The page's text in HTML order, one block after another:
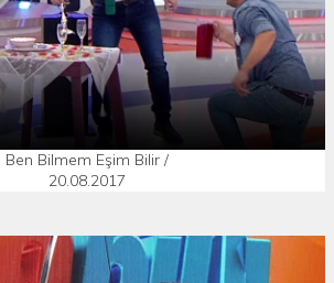
Ben Bilmem Eşim Bilir /
20.08.2017